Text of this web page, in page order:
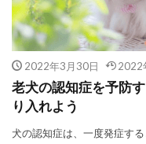
2022年3月30日 2022
老犬の認知症を予防
り入れよう
犬の認知症は、一度発症す